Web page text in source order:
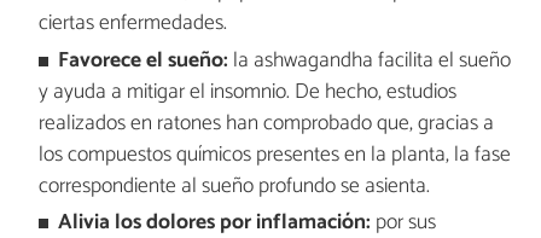
ciertas enfermedades.
Favorece el sueño: la ashwagandha facilita el sueño
y ayuda a mitigar el insomnio. De hecho, estudios
realizados en ratones han comprobado que, gracias a
los compuestos químicos presentes en la planta, la fase
correspondiente al sueño profundo se asienta.
Alivia los dolores por inflamación: por sus